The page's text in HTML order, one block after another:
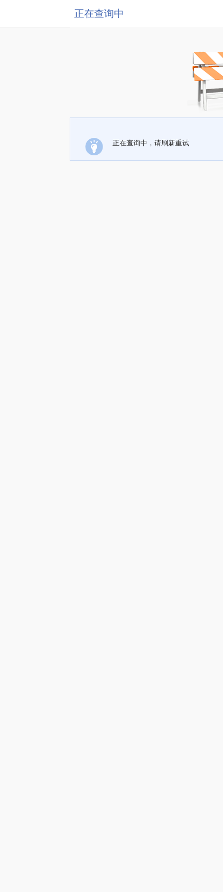
正在查询中
正在查询中，请刷新重试